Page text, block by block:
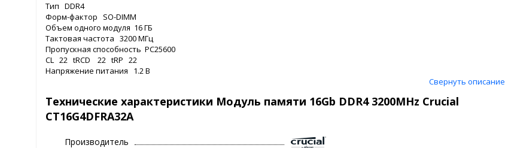
Тип DDR4
Форм-фактор SO-DIMM
Объем одного модуля 16 ГБ
Тактовая частота 3200 МГц
Пропускная способность PC25600
CL 22 tRCD 22 tRP 22
Напряжение питания 1.2 В
Свернуть описание
Технические характеристики Модуль памяти 16Gb DDR4 3200MHz Crucial
CT16G4DFRA32A
Производитель